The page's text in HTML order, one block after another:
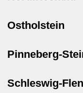
Ostholstein
Pinneberg-
Schleswig-